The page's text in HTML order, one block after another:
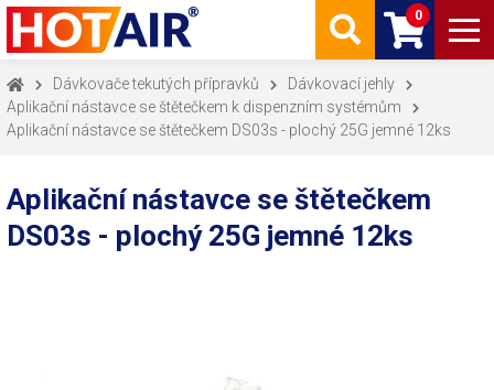
0
Dávkovače tekutých přípravků
Dávkovací jehly
Aplikační nástavce se štětečkem k dispenzním systémům
Aplikační nástavce se štětečkem DS03s - plochý 25G jemné 12ks
Aplikační nástavce se štětečkem
DS03s - plochý 25G jemné 12ks